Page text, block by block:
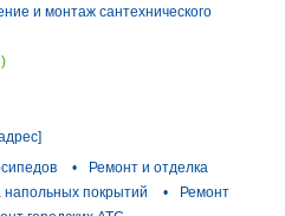
и монтаж сантехнического
•
Ремонт и отделка
напольных покрытий •
Ремонт